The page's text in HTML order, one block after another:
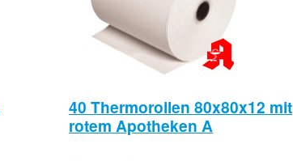
40 Thermorollen 80x80x12 mit
rotem Apotheken A